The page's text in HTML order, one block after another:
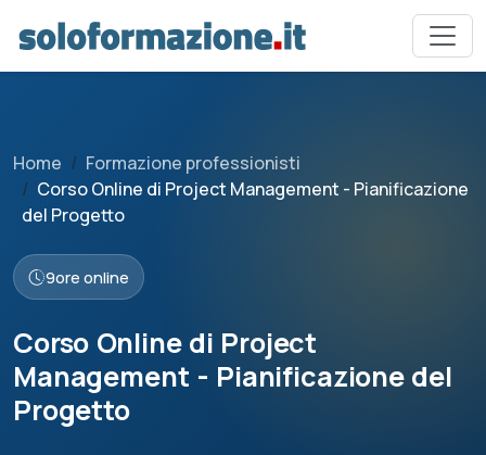
Home
Formazione professionisti
Corso Online di Project Management - Pianificazione
del Progetto
9ore online
Corso Online di Project
Management - Pianificazione del
Progetto